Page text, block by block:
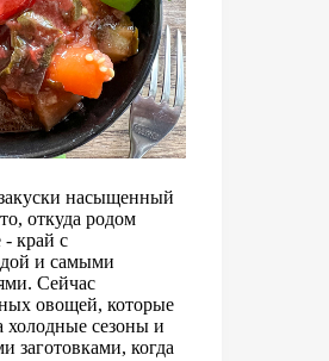
насыщенный
откуда родом
- край с
и самыми
Сейчас
овощей, которые
холодные сезоны и
заготовками, когда